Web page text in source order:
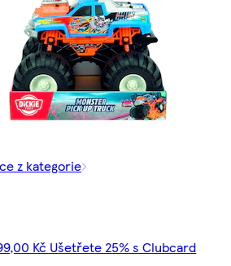
z kategorie
Kč Ušetřete 25% s Clubcard